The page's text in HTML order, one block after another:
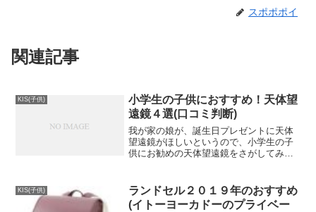
スポポポイ
関連記事
KIS(子供)
小学生の子供におすすめ！天体望
遠鏡４選(口コミ判断)
我が家の娘が、誕生日プレゼントに天体
望遠鏡がほしいというので、小学生の子
供にお勧めの天体望遠鏡をさがしてみま
っかりみればいいかなぁ。小学校で本を
読んで、ブラックホールや...
KIS(子供)
ランドセル２０１９年のおすすめ
(イトーヨーカドーのプライベー